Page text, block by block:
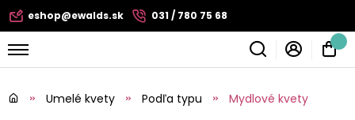
eshop@ewalds.sk 031 / 780 75 68
Umelé kvety Podľa typu Mydlové kvety